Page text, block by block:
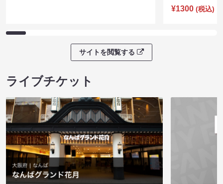
¥1300 (税込)
サイトを閲覧する
ライブチケット